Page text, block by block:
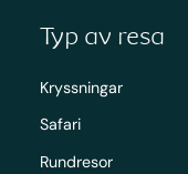
Typ av resa
Kryssningar
Safari
Rundresor